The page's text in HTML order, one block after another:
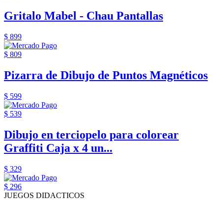
Gritalo Mabel - Chau Pantallas
$ 899
$ 809
Pizarra de Dibujo de Puntos Magnéticos
$ 599
$ 539
Dibujo en terciopelo para colorear
Graffiti Caja x 4 un...
$ 329
$ 296
JUEGOS DIDACTICOS